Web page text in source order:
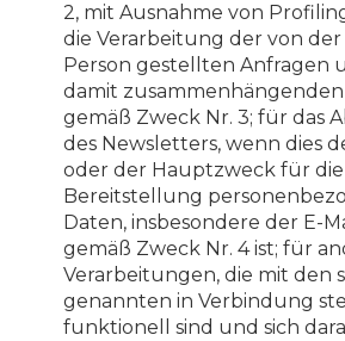
2, mit Ausnahme von
die Verarbeitung der von
Person gestellten Anfragen
damit
gemäß Zweck Nr. 3; für das
des Newsletters, wenn dies
oder der Hauptzweck für die
Bereitstellung
Daten, insbesondere der E-
gemäß Zweck Nr. 4 ist; für
Verarbeitungen, die mit den
genannten in Verbindung
funktionell sind und sich